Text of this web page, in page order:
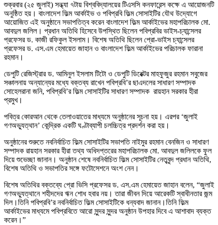
শুক্রবার (২৫ জুলাই) সন্ধ্যা ৭টায় বিশ্ববিদ্যালয়ের টিএসসি কনফারেন্স কক্ষে এ আয়োজনটি
অনুষ্ঠিত হয়। বাংলাদেশ ফিল্ম আর্কাইভ ও পবিপ্রবি ফিল্ম সোসাইটির যৌথ উদ্যোগে
আয়োজিত এই অনুষ্ঠানে সভাপতিত্ব করেন বাংলাদেশ ফিল্ম আর্কাইভের মহাপরিচালক মো.
আবদুল জলিল। প্রধান অতিথি হিসেবে উপস্থিত ছিলেন পবিপ্রবির ভাইস-চ্যান্সেলর
প্রফেসর ড. কাজী রফিকুল ইসলাম। বিশেষ অতিথি ছিলেন প্রো-ভাইস চ্যান্সেলর
প্রফেসর ড. এস.এম হেমায়েত জাহান ও বাংলাদেশ ফিল্ম আর্কাইভের পরিচালক ফারানা
রহমান।
ডেপুটি রেজিস্ট্রার ড. আমিনুল ইসলাম টিটো ও ডেপুটি ডিরেক্টর মাহফুজুর রহমান সবুজের
সঞ্চালনায় অন্যান্যের মধ্যে বক্তব্য রাখেন পবিপ্রবি’র ছাএদলের সাধারণ সম্পাদক
সোহেলরানা জনি, পবিপ্রবি’র ফিল্ম সোসাইটির সাধারণ সম্পাদক রায়হান সরকার হীরা
প্রমুখ।
পবিত্র কোরআন থেকে তেলাওয়াতের মাধ্যমে অনুষ্ঠানের সূচনা হয়। এরপর ‘জুলাই
গণঅভ্যুত্থান’ কেন্দ্রিক একটি ঘণ্টাব্যাপী চলচ্চিত্র প্রদর্শন করা হয়।
অনুষ্ঠানের শুরুতে নবনির্বাচিত ফিল্ম সোসাইটির সভাপতি নাইমুর রহমান বেনজিন ও সাধারণ
সম্পাদক রায়হান সরকার হীরা তথ্য অধিদপ্তরের মহাপরিচালক মো. আবদুল জলিলকে ফুল
দিয়ে শুভেচ্ছা জানান। অনুষ্ঠান শেষে নবনির্বাচিত ফিল্ম সোসাইটির নেতৃবৃন্দ প্রধান অতিথি,
বিশেষ অতিথি ও সভাপতির সঙ্গে ফটোসেশনে অংশ নেন।
বিশেষ অতিথির বক্তব্যে প্রো ভিসি প্রফেসর ড. এস.এম হেমায়েত জাহান বলেন, “জুলাই
গণঅভ্যুত্থানে শহীদদের ঋন শোধ হবার নয়। তারা জীবন দিয়ে আরেকটি স্বাধীনতার জন্ম
দিল।তিনি পবিপ্রবি’র নবনির্বাচিত ফিল্ম সোসাইটিকে ধন্যবাদ জানান।তিনি ফিল্ম
আর্কাইভের মাধ্যমে পবিপ্রবিতে আরো সুন্দর সুন্দর অনুষ্ঠান উপহার দিবে এ আশাবাদ ব্যক্ত
করেন।”